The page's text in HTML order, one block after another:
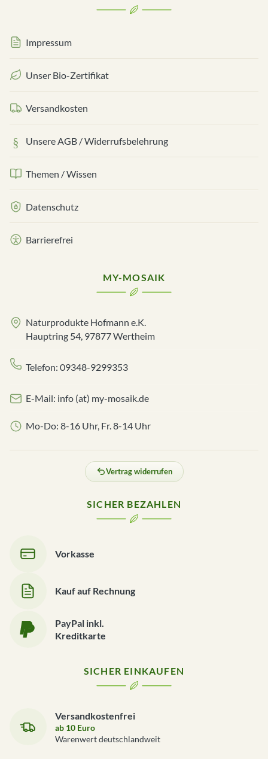
Impressum
Unser Bio-Zertifikat
Versandkosten
Unsere AGB / Widerrufsbelehrung
Themen / Wissen
Datenschutz
Barrierefrei
MY-MOSAIK
Naturprodukte Hofmann e.K.
Hauptring 54, 97877 Wertheim
Telefon: 09348-9299353
E-Mail: info (at) my-mosaik.de
Mo-Do: 8-16 Uhr, Fr. 8-14 Uhr
Vertrag widerrufen
SICHER BEZAHLEN
Vorkasse
Kauf auf Rechnung
PayPal inkl.
Kreditkarte
SICHER EINKAUFEN
Versandkostenfrei
ab 10 Euro
Warenwert deutschlandweit